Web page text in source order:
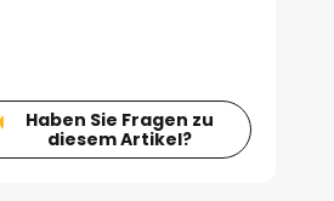
Haben Sie Fragen zu
diesem Artikel?